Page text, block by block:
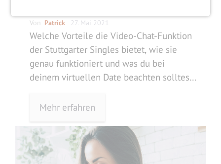
Von Patrick 27. Mai 2021
Welche Vorteile die Video-Chat-Funktion
der Stuttgarter Singles bietet, wie sie
genau funktioniert und was du bei
deinem virtuellen Date beachten solltest,
Mehr erfahren